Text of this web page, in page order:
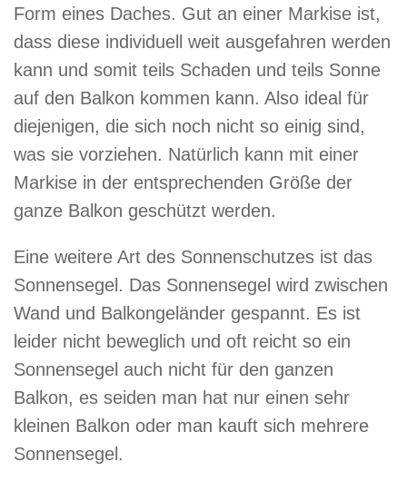
Form eines Daches. Gut an einer Markise ist,
dass diese individuell weit ausgefahren werden
kann und somit teils Schaden und teils Sonne
auf den Balkon kommen kann. Also ideal für
diejenigen, die sich noch nicht so einig sind,
was sie vorziehen. Natürlich kann mit einer
Markise in der entsprechenden Größe der
ganze Balkon geschützt werden.
Eine weitere Art des Sonnenschutzes ist das
Sonnensegel. Das Sonnensegel wird zwischen
Wand und Balkongeländer gespannt. Es ist
leider nicht beweglich und oft reicht so ein
Sonnensegel auch nicht für den ganzen
Balkon, es seiden man hat nur einen sehr
kleinen Balkon oder man kauft sich mehrere
Sonnensegel.